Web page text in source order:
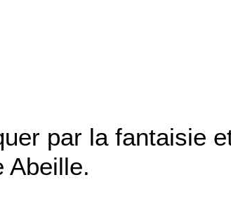
par la fantaisie
Abeille.